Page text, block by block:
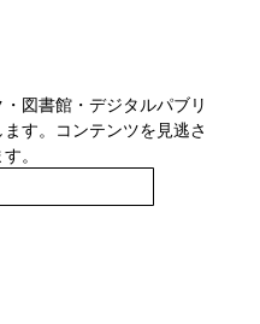
図書館・デジタルパブリ
す。コンテンツを見逃さ
。